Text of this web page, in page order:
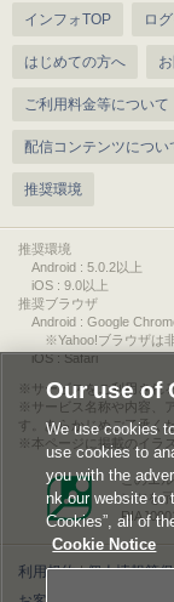
インフォTOP ロ
はじめての方へ
ご利用料金等について
配信コンテンツについ
推奨環境
推奨環境
Android : 5.0.2以上
iOS : 9.0以上
推奨ブラウザ
Android : Google
※Yahoo!ブラウザは非
iOS : Safari
サービスをご利用され
サービス名称や内容、
す。あらかじめご了承く
本ページに掲載のイラ
このエ
ンツを
利用規約|個人情報等
Our use of
We use cookies
use cookies to
you with the
nk our website to
Cookies”, all of
Cookie Notice